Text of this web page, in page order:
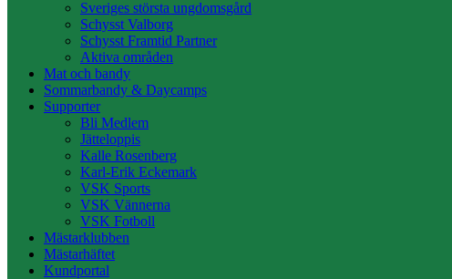
Sveriges största ungdomsgård
Schysst Valborg
Schysst Framtid Partner
Aktiva områden
Mat och bandy
Sommarbandy & Daycamps
Supporter
Bli Medlem
Jätteloppis
Kalle Rosenberg
Karl-Erik Eckemark
VSK Sports
VSK Vännerna
VSK Fotboll
Mästarklubben
Mästarhäftet
Kundportal